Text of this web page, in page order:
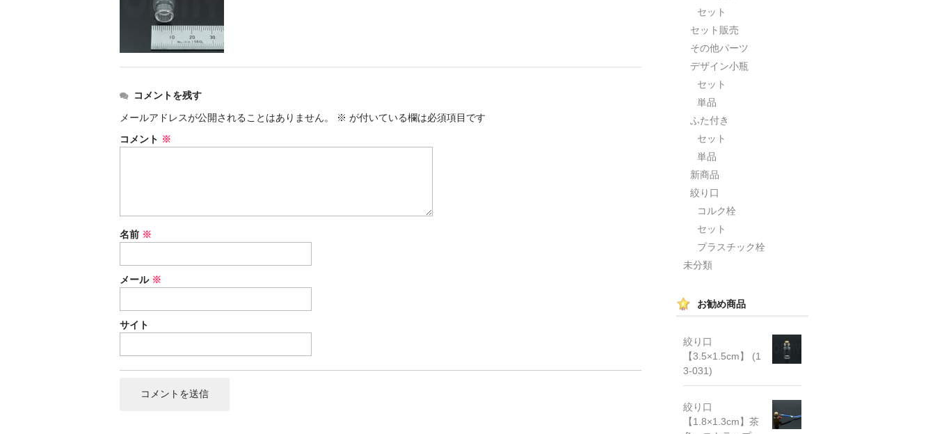
コメントを残す
メールアドレスが公開されることはありません。
※ が付いている欄は必須項目です
コメント ※
名前 ※
メール ※
サイト
セット
セット販売
その他パーツ
デザイン小瓶
セット
単品
ふた付き
セット
単品
新商品
絞り口
コルク栓
セット
プラスチック栓
未分類
お勧め商品
絞り口
【3.5×1.5cm】 (1
3-031)
絞り口
【1.8×1.3cm】茶